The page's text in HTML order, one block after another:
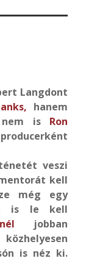
Langdont
hanem
nem is Ron
veszi
kell
még egy
is le kell
jobban
is néz ki.